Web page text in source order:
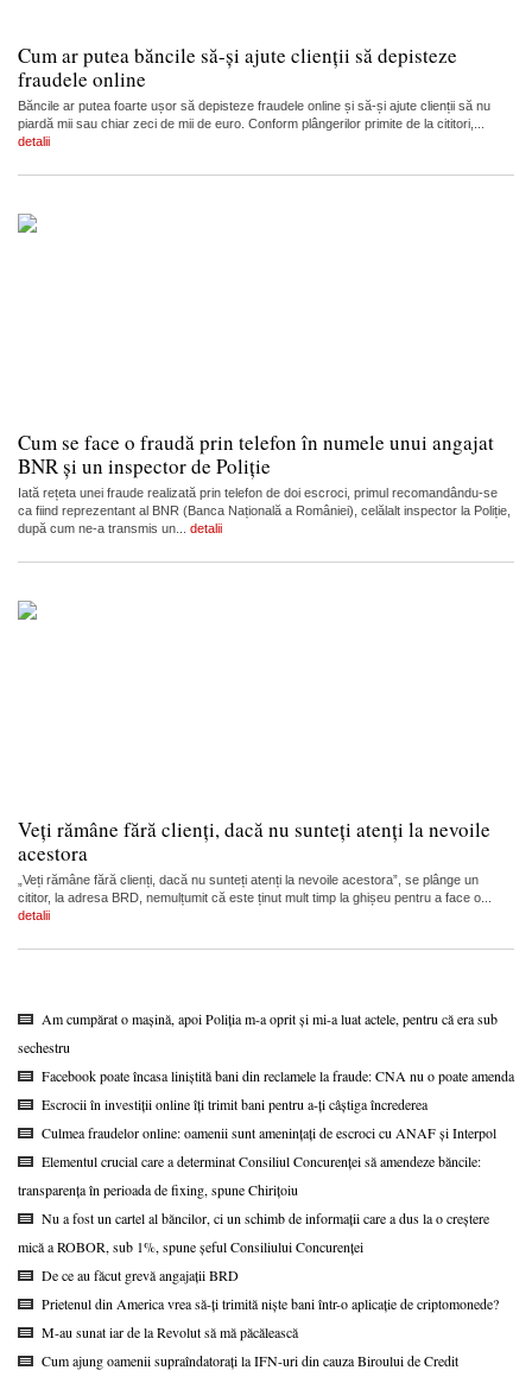
Cum ar putea băncile să-și ajute clienții să depisteze
fraudele online
Băncile ar putea foarte ușor să depisteze fraudele online și să-și ajute clienții să nu
piardă mii sau chiar zeci de mii de euro. Conform plângerilor primite de la cititori,...
detalii
Cum se face o fraudă prin telefon în numele unui angajat
BNR și un inspector de Poliție
Iată rețeta unei fraude realizată prin telefon de doi escroci, primul recomandându-se
ca fiind reprezentant al BNR (Banca Națională a României), celălalt inspector la Poliție,
după cum ne-a transmis un... detalii
Veți rămâne fără clienți, dacă nu sunteți atenți la nevoile
acestora
„Veți rămâne fără clienți, dacă nu sunteți atenți la nevoile acestora”, se plânge un
cititor, la adresa BRD, nemulțumit că este ținut mult timp la ghișeu pentru a face o...
detalii
Am cumpărat o mașină, apoi Poliția m-a oprit și mi-a luat actele, pentru că era sub
sechestru
Facebook poate încasa liniștită bani din reclamele la fraude: CNA nu o poate amenda
Escrocii în investiții online îți trimit bani pentru a-ți câștiga încrederea
Culmea fraudelor online: oamenii sunt amenințați de escroci cu ANAF și Interpol
Elementul crucial care a determinat Consiliul Concurenței să amendeze băncile:
transparența în perioada de fixing, spune Chirițoiu
Nu a fost un cartel al băncilor, ci un schimb de informații care a dus la o creștere
mică a ROBOR, sub 1%, spune șeful Consiliului Concurenței
De ce au făcut grevă angajații BRD
Prietenul din America vrea să-ți trimită niște bani într-o aplicație de criptomonede?
M-au sunat iar de la Revolut să mă păcălească
Cum ajung oamenii supraîndatorați la IFN-uri din cauza Biroului de Credit